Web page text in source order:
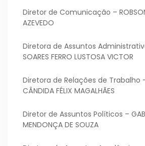
Diretor de Comunicação –
AZEVEDO
Diretora de Assuntos
SOARES FERRO LUSTOSA VICTOR
Diretora de Relações de Trabalho –
CÂNDIDA FÉLIX MAGALHÃES
Diretor de Assuntos Políticos –
MENDONÇA DE SOUZA